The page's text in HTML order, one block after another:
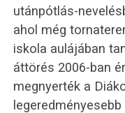
utánpótlás-
ahol még
iskola aulájában
áttörés 2006-ban
megnyerték a